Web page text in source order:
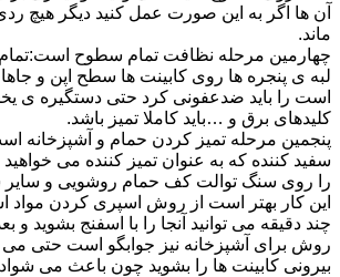
آن ها اگر به این صورت عمل کنید دیگر هیچ
ماند.
چهارمین مرحله نظافت تمام سطوح
لبه ی پنجره ها روی کابینت ها سطح اپن و
است را باید ضدعفونی کرد حتی دستگیره ی
کلیدهای برق و …باید کاملا تمیز باشد.
پنجمین مرحله تمیز کردن حمام و آشپزخانه
سفید کننده که به عنوان تمیز کننده می خواهید
را روی سنگ توالت کف حمام روشویی و سایر
این کار بهتر است از روش اسپری کردن مواد
چند دقیقه می توانید آنجا را با اسفنج بشوید و
روش برای آشپزخانه نیز جوابگو است حتی می
بیرونی کابینت ها را بشوید چون باعث می